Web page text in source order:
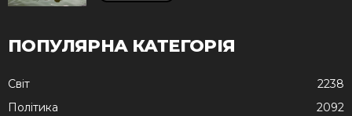
ПОПУЛЯРНА КАТЕГОРІЯ
Cвіт
2238
Політика
2092